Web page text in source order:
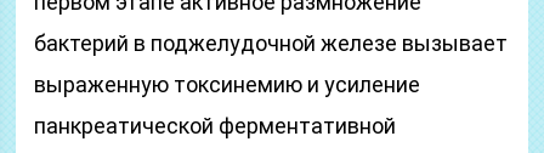
бактерий в поджелудочной железе вызывает
выраженную токсинемию и усиление
панкреатической ферментативной